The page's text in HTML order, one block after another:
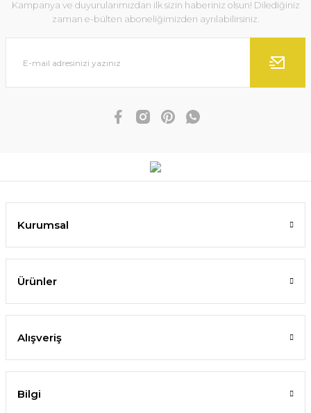
Kampanya ve duyurularımızdan ilk sizin haberiniz olsun! Dilediğiniz
zaman e-bülten aboneliğimizden ayrılabilirsiniz.
Kurumsal
Ürünler
Alışveriş
Bilgi